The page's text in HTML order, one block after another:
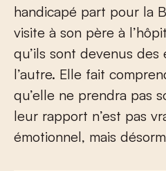
handicapé part pour la
visite à son père à
qu’ils sont devenus des
l’autre. Elle fait
qu’elle ne prendra pas
leur rapport n’est pas
émotionnel, mais